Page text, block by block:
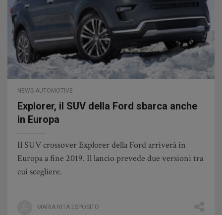
NEWS AUTOMOTIVE
Explorer, il SUV della Ford sbarca anche
in Europa
Il SUV crossover Explorer della Ford arriverà in
Europa a fine 2019. Il lancio prevede due versioni tra
cui scegliere.
MARIA RITA ESPOSITO